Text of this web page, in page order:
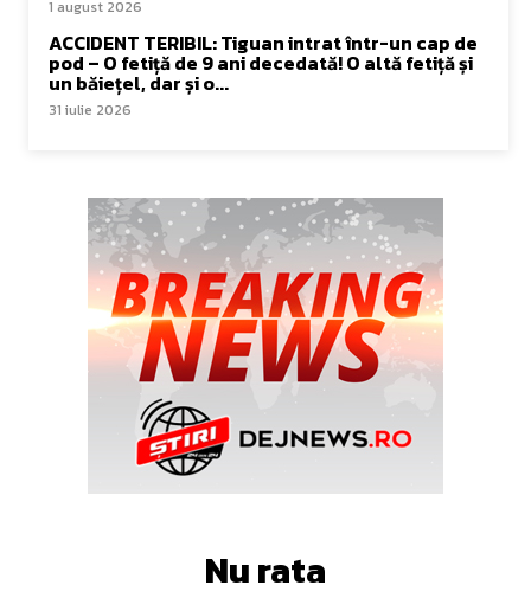
1 august 2026
ACCIDENT TERIBIL: Tiguan intrat într-un cap de
pod – O fetiță de 9 ani decedată! O altă fetiță și
un băiețel, dar și o...
31 iulie 2026
Nu rata